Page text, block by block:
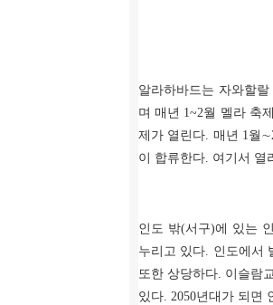
알라하바드는 자와할
며 매년 1~2월 멜라 축
제가 열린다. 매년 1월 ∼
이 합류한다. 여기서 열
인도 밖(서구)에 있는
누리고 있다. 인도에서
또한 상당하다. 이슬람
있다. 2050년대가 되면